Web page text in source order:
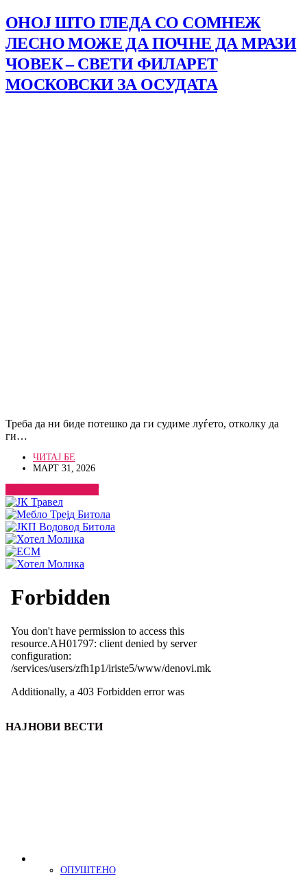
ОНОЈ ШТО ГЛЕДА СО СОМНЕЖ
ЛЕСНО МОЖЕ ДА ПОЧНЕ ДА МРАЗИ
ЧОВЕК – СВЕТИ ФИЛАРЕТ
МОСКОВСКИ ЗА ОСУДАТА
Треба да ни биде потешко да ги судиме луѓето, отколку да
ги…
ЧИТАЈ БЕ
МАРТ 31, 2026
ПОГЛЕДНИ ВЕСТ
НАЈНОВИ ВЕСТИ
ОПУШТЕНО